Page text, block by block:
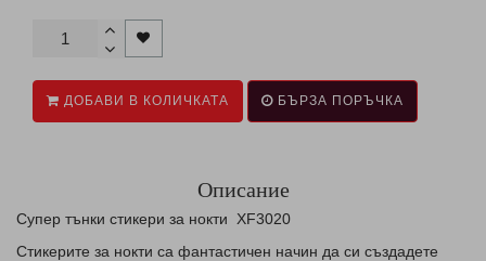
ДОБАВИ В КОЛИЧКАТА БЪРЗА ПОРЪЧКА
Описание
Супер тънки стикери за нокти XF3020
Стикерите за нокти са фантастичен начин да си създадете